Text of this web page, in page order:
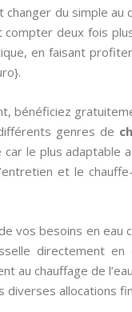
du simple au
deux fois
en faisant
bénéficiez
genres de
le plus
et le
vos besoins en
directement en
au chauffage de
allocations